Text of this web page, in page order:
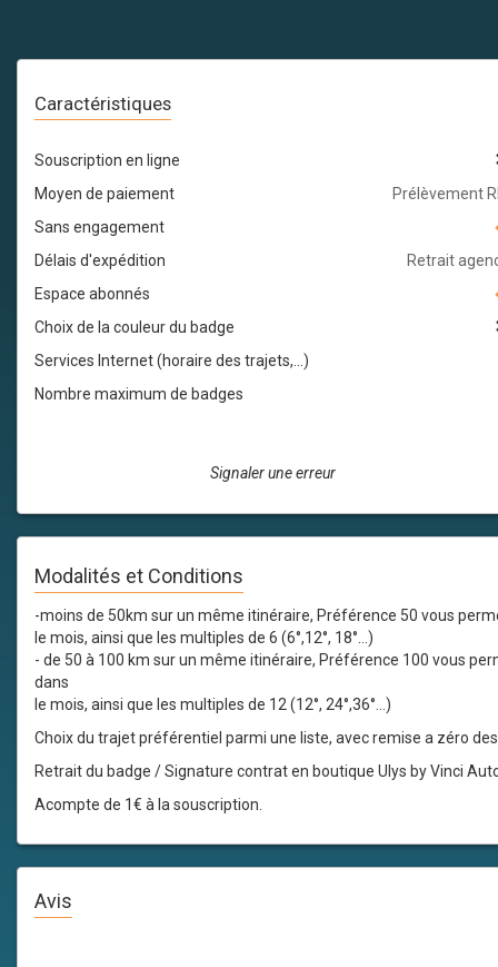
Caractéristiques
Souscription en ligne
Moyen de paiement
Prélèvement
Sans engagement
Délais d'expédition
Retrait
Espace abonnés
Choix de la couleur du badge
Services Internet (horaire des trajets,...)
Nombre maximum de badges
Signaler une erreur
Modalités et Conditions
-moins de 50km sur un même itinéraire, Préférence 50 vous
le mois, ainsi que les multiples de 6 (6°,12°, 18°...)
- de 50 à 100 km sur un même itinéraire, Préférence 100 vous
dans
le mois, ainsi que les multiples de 12 (12°, 24°,36°...)
Choix du trajet préférentiel parmi une liste, avec remise a zéro
Retrait du badge / Signature contrat en boutique Ulys by Vinci
Acompte de 1€ à la souscription.
Avis